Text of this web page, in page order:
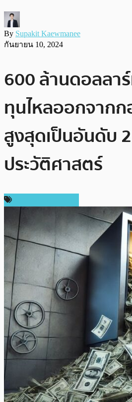
By Supakit Kaewmanee
กันยายน 10, 2024
600 ล้านดอลลา
ทุนไหลออกจาก
สูงสุดเป็นอันดับ
ประวัติศาสตร์